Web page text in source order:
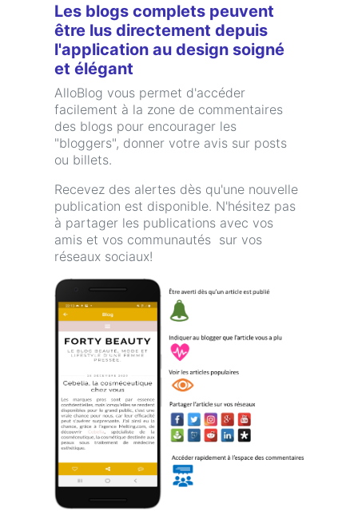
Les blogs complets peuvent
être lus directement depuis
l'application au design soigné
et élégant
AlloBlog vous permet d'accéder
facilement à la zone de commentaires
des blogs pour encourager les
"bloggers", donner votre avis sur posts
ou billets.
Recevez des alertes dès qu'une nouvelle
publication est disponible. N'hésitez pas
à partager les publications avec vos
amis et vos communautés sur vos
réseaux sociaux!